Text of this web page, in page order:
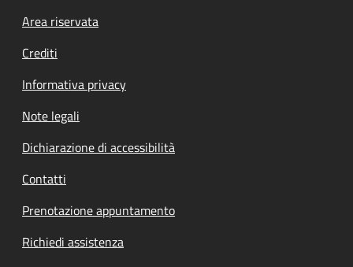
Footer menu
Area riservata
Crediti
Informativa privacy
Note legali
Dichiarazione di accessibilità
Contatti
Prenotazione appuntamento
Richiedi assistenza